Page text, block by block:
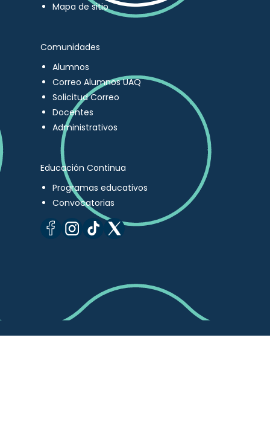
Mapa de sitio
Comunidades
Alumnos
Correo Alumnos UAQ
Solicitud Correo
Docentes
Administrativos
Educación Continua
Programas educativos
Convocatorias